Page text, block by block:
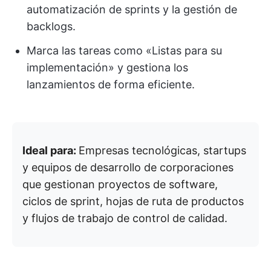
automatización de sprints y la gestión de
backlogs.
Marca las tareas como «Listas para su
implementación» y gestiona los
lanzamientos de forma eficiente.
Ideal para: Empresas tecnológicas, startups
y equipos de desarrollo de corporaciones
que gestionan proyectos de software,
ciclos de sprint, hojas de ruta de productos
y flujos de trabajo de control de calidad.